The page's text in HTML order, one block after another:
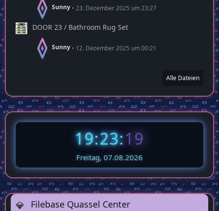
Sunny 23. Dezember 2025 um 23:27
DOOR 23 / Bathroom Rug Set
Sunny 12. Dezember 2025 um 00:21
Alle Dateien
19:23:20
Freitag, 07.08.2026
Filebase Quassel Center